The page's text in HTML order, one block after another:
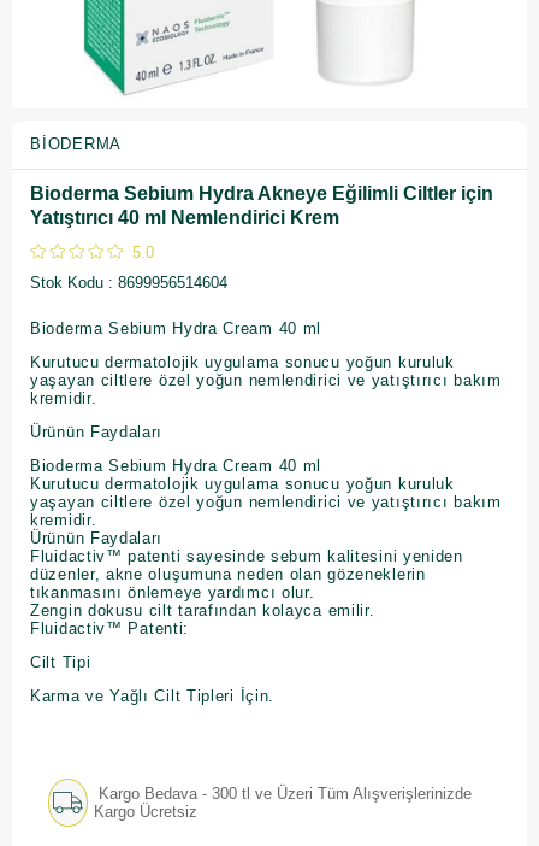
BIODERMA
Bioderma Sebium Hydra Akneye Eğilimli Ciltler için
Yatıştırıcı 40 ml Nemlendirici Krem
5.0
Stok Kodu
8699956514604
Bioderma Sebium Hydra Cream 40 ml
Kurutucu dermatolojik uygulama sonucu yoğun kuruluk
yaşayan ciltlere özel yoğun nemlendirici ve yatıştırıcı bakım
kremidir.
Ürünün Faydaları
Bioderma Sebium Hydra Cream 40 ml
Kurutucu dermatolojik uygulama sonucu yoğun kuruluk
yaşayan ciltlere özel yoğun nemlendirici ve yatıştırıcı bakım
kremidir.
Ürünün Faydaları
Fluidactiv™ patenti sayesinde sebum kalitesini yeniden
düzenler, akne oluşumuna neden olan gözeneklerin
tıkanmasını önlemeye yardımcı olur.
Zengin dokusu cilt tarafından kolayca emilir.
Fluidactiv™ Patenti:
Cilt Tipi
Karma ve Yağlı Cilt Tipleri İçin.
Kargo Bedava - 300 tl ve Üzeri Tüm Alışverişlerinizde
Kargo Ücretsiz